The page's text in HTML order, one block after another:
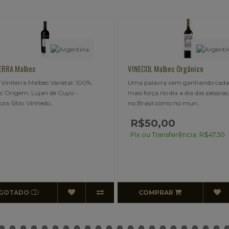
Malbec Varietal: 100%
Lujan de Cuyo -
Vinhedo..
VINECOL Malbec Orgânico
Uma palavra vem ganhando cada vez
mais força no dia a dia das pessoas.Não
no Brasil como no mun..
R$50,00
Pix ou Transferência: R$47,50
COMPRAR